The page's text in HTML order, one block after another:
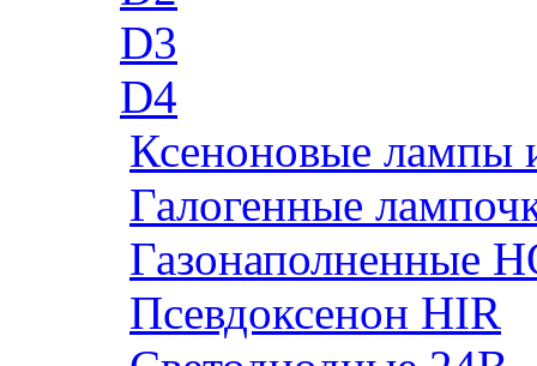
D3
D4
Ксеноновые лампы
Галогенные
Газонаполненные
Псевдоксенон HIR